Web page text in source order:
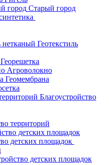
Старый город
Геотекстиль
Георешетка
Агроволокно
Геомембрана
Благоустройство
территорий
детских площадок
детских площадок